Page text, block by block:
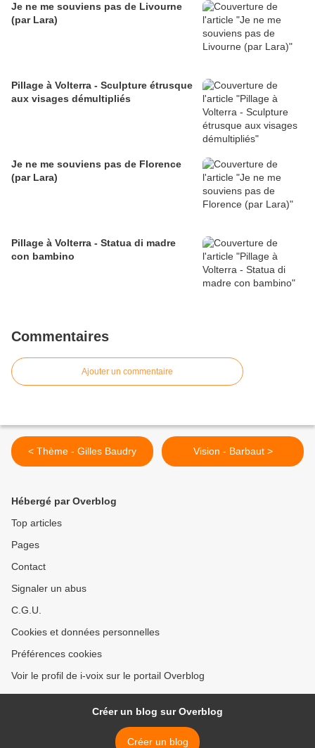
Je ne me souviens pas de Livourne
(par Lara)
Pillage à Volterra - Sculpture étrusque
aux visages démultipliés
Je ne me souviens pas de Florence
(par Lara)
Pillage à Volterra - Statua di madre
con bambino
Commentaires
Ajouter un commentaire
< Thème - Gilles Baudry Vision - Barbaut >
Hébergé par Overblog
Top articles
Pages
Contact
Signaler un abus
C.G.U.
Cookies et données personnelles
Préférences cookies
Voir le profil de i-voix sur le portail Overblog
Créer un blog sur Overblog
Créer un blog